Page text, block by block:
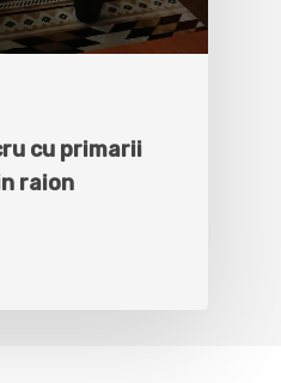
cu primarii
raion